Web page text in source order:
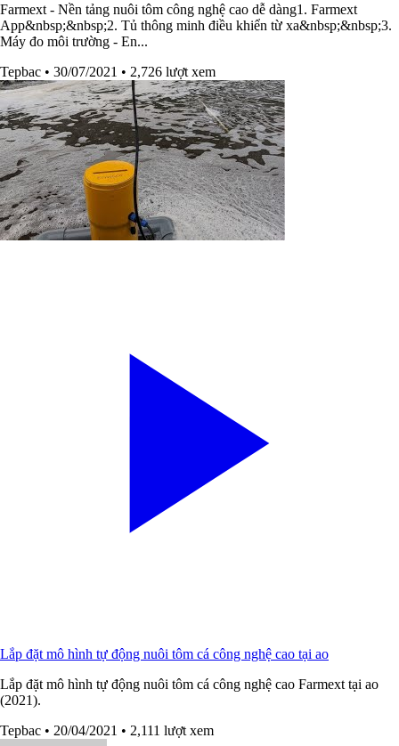
Farmext - Nền tảng nuôi tôm công nghệ cao dễ dàng1. Farmext
App&nbsp;&nbsp;2. Tủ thông minh điều khiển từ xa&nbsp;&nbsp;3.
Máy đo môi trường - En...
Tepbac • 30/07/2021 • 2,726 lượt xem
Lắp đặt mô hình tự động nuôi tôm cá công nghệ cao tại ao
Lắp đặt mô hình tự động nuôi tôm cá công nghệ cao Farmext tại ao
(2021).
Tepbac • 20/04/2021 • 2,111 lượt xem